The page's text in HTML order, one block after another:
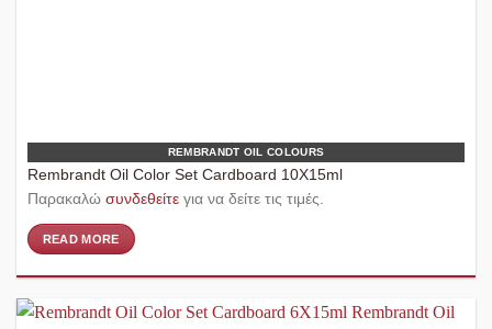
REMBRANDT OIL COLOURS
Rembrandt Oil Color Set Cardboard 10X15ml
Παρακαλώ συνδεθείτεγια να δείτε τις τιμές.
READ MORE